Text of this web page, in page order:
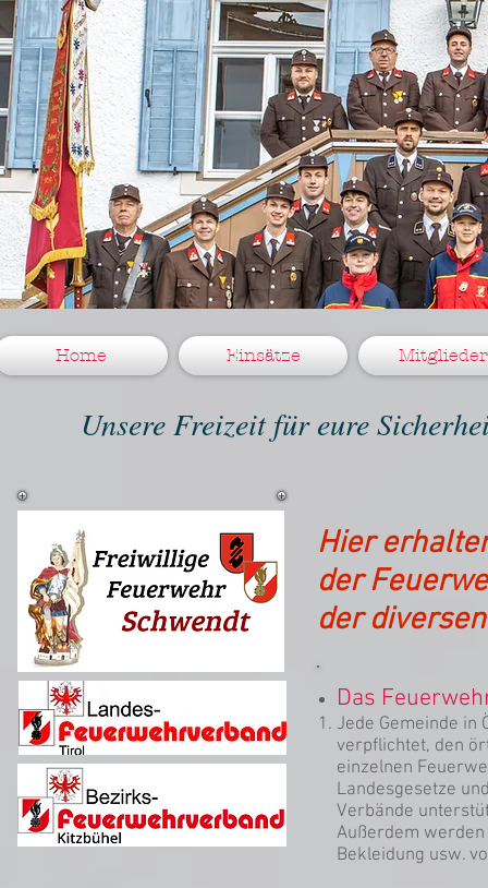
Home Einsätze Mitglieder
Hier
der
der
Das
Jede Gemeinde
verpflichtet, den
einzelnen
Landesgesetze
Verbände
Außerdem
Bekleidung usw.
Unsere Freizeit für eure